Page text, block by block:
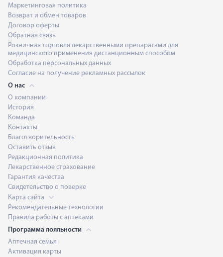
Маркетинговая политика
Возврат и обмен товаров
Договор оферты
Обратная связь
Розничная торговля лекарственными препаратами для
медицинского применения дистанционным способом
Обработка персональных данных
Согласие на получение рекламных рассылок
О нас
О компании
История
Команда
Контакты
Благотворительность
Оставить отзыв
Редакционная политика
Лекарственное страхование
Гарантия качества
Свидетельство о поверке
Карта сайта
Рекомендательные технологии
Правила работы с аптеками
Программа лояльности
Аптечная семья
Активация карты